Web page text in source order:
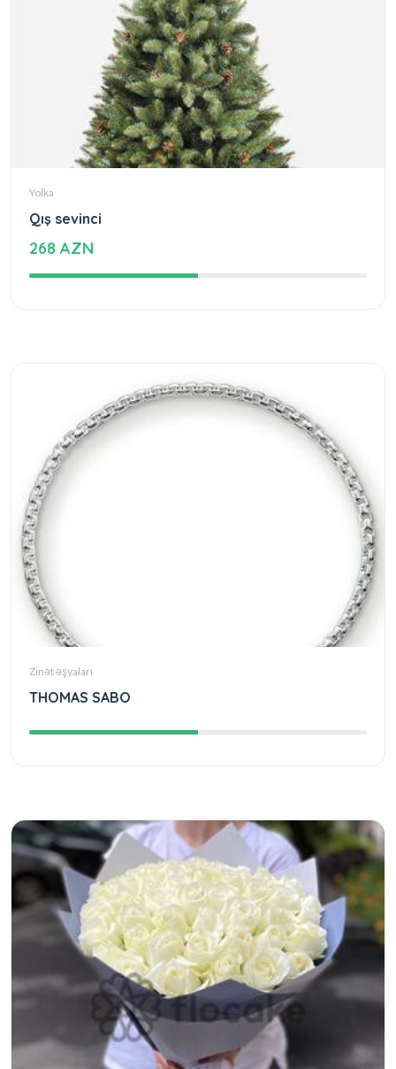
Yolka
Qış sevinci
268 AZN
Zinət əşyaları
THOMAS SABO